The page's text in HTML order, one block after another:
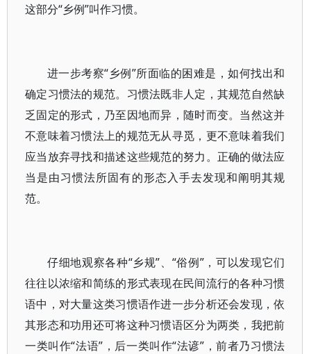
这部分“乡例”叫作习惯。
进一步考察“乡例”所面临的困难是，如何找出和
确定习惯法的规范。习惯法既非人定，其规范自然缺
乏固定的形式，乃至因地而异，随时而变。当然这并
不意味着习惯法上的规范无从寻觅，更不意味着我们
应当放弃寻找和描述这些规范的努力。正确的做法应
当是由习惯法所固有的形态入手去发现和阐明其规
范。
仔细地观察各种“乡规”、“俗例”，可以发现它们
往往以浓缩和简练的形式表现在民间流行的各种习惯
语中，对大量这类习惯语作进一步分析还会发现，依
其形态和功用还可将这种习惯语区分为两类，我把前
一类叫作“法语”，后一类叫作“法谚”，前者乃习惯法